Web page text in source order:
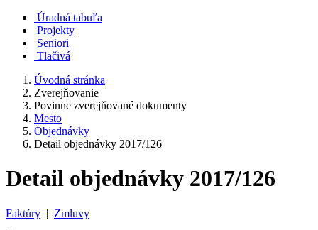
Úradná tabuľa
Projekty
Seniori
Tlačivá
Úvodná stránka
Zverejňovanie
Povinne zverejňované dokumenty
Mesto
Objednávky
Detail objednávky 2017/126
Detail objednávky 2017/126
Faktúry | Zmluvy